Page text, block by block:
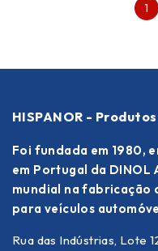
1
HISPANOR -
Foi fundada em 1980,
em Portugal da DINOL
mundial na fabricação
para veículos
Rua das Indústrias, Lote